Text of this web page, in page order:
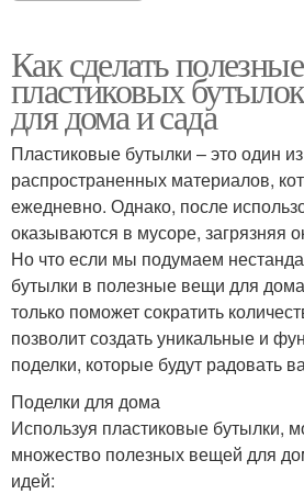
Как сделать
пластиковых
для дома и сада
Пластиковые бутылки – это один
распространенных материалов,
ежедневно. Однако, после
оказываются в мусоре, загрязняя
Но что если мы подумаем
бутылки в полезные вещи для
только поможет сократить
позволит создать уникальные и
поделки, которые будут радовать
Поделки для дома
Используя пластиковые бутылки,
множество полезных вещей для
идей: